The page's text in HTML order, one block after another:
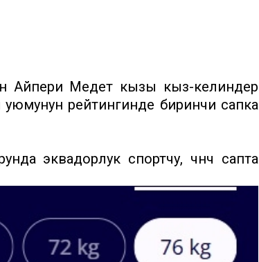
Айпери Медет кызы кыз-келиндер
уюмунун рейтингинде биринчи сапка
эквадорлук спортчу, үчүнчү сапта